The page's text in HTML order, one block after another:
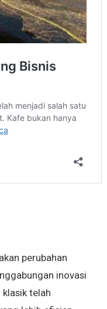
perubahan
inovasi
telah